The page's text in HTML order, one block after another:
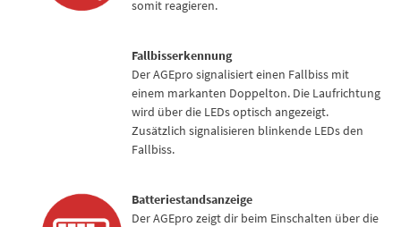
somit reagieren.
Fallbisserkennung
Der AGEpro signalisiert einen Fallbiss mit
einem markanten Doppelton. Die Laufrichtung
wird über die LEDs optisch angezeigt.
Zusätzlich signalisieren blinkende LEDs den
Fallbiss.
Batteriestandsanzeige
Der AGEpro zeigt dir beim Einschalten über die